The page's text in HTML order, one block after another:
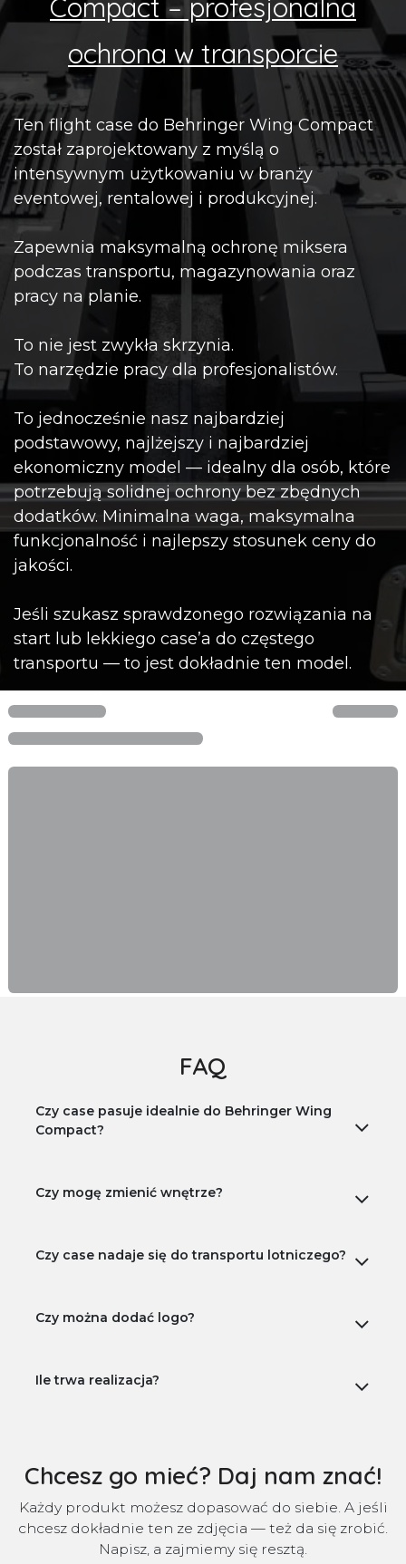
ochrona w transporcie
Ten flight case do Behringer Wing Compact
został zaprojektowany z myślą o
intensywnym użytkowaniu w branży
eventowej, rentalowej i produkcyjnej.
Zapewnia maksymalną ochronę miksera
podczas transportu, magazynowania oraz
pracy na planie.
To nie jest zwykła skrzynia.
To narzędzie pracy dla profesjonalistów.
To jednocześnie nasz najbardziej
podstawowy, najlżejszy i najbardziej
ekonomiczny model — idealny dla osób, które
potrzebują solidnej ochrony bez zbędnych
dodatków. Minimalna waga, maksymalna
funkcjonalność i najlepszy stosunek ceny do
jakości.
Jeśli szukasz sprawdzonego rozwiązania na
start lub lekkiego case’a do częstego
transportu — to jest dokładnie ten model.
FAQ
Czy case pasuje idealnie do Behringer Wing
Compact?
Czy mogę zmienić wnętrze?
Czy case nadaje się do transportu lotniczego?
Czy można dodać logo?
Ile trwa realizacja?
Chcesz go mieć? Daj nam znać!
Każdy produkt możesz dopasować do siebie. A jeśli
chcesz dokładnie ten ze zdjęcia — też da się zrobić.
Napisz, a zajmiemy się resztą.